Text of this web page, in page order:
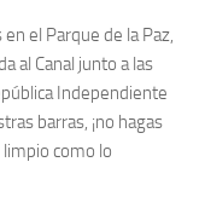
el Parque de la Paz,
al Canal junto a las
Independiente
barras, ¡no hagas
como lo